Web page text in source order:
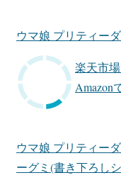
ウマ娘 プリティー
楽天市
Amazon
ウマ娘 プリティー
ーグミ(書き下ろし